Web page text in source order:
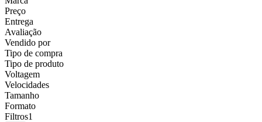
Preço
Entrega
Avaliação
Vendido por
Tipo de compra
Tipo de produto
Voltagem
Velocidades
Tamanho
Formato
Filtros1